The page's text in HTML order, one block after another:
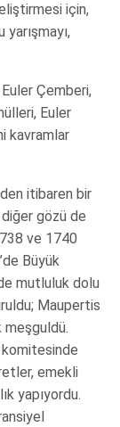
için,
yarışmayı,
Çemberi,
Euler
kavramlar
itibaren bir
gözü de
ve 1740
Büyük
mutluluk dolu
Maupertis
meşguldü.
komitesinde
emekli
yapıyordu.